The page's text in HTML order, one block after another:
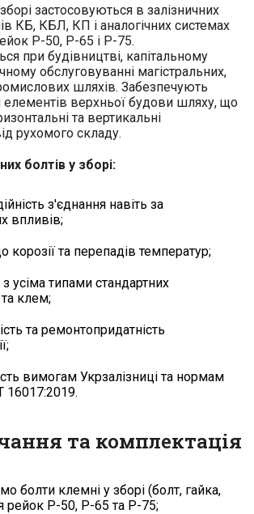
застосовуються в залізничних
КБ, КБЛ, КП і аналогічних системах
Р-50, Р-65 і Р-75.
при будівництві, капітальному
обслуговуванні магістральних,
шляхів. Забезпечують
елементів верхньої будови шляху, що
та вертикальні
рухомого складу.
болтів у зборі:
з'єднання навіть за
впливів;
корозії та перепадів температур;
з усіма типами стандартних
клем;
та ремонтопридатність
вимогам Укрзалізниці та нормам
та комплектація
болти клемні у зборі (болт, гайка,
рейок Р-50, Р-65 та Р-75;